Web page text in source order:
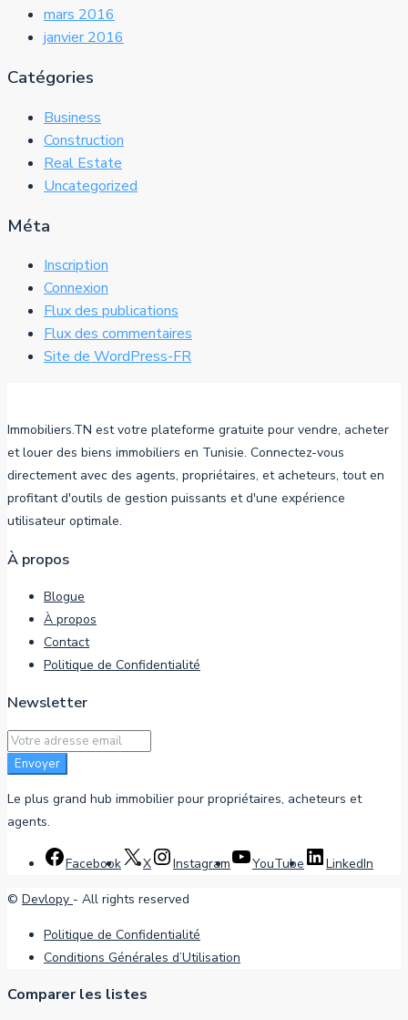
mars 2016
janvier 2016
Catégories
Business
Construction
Real Estate
Uncategorized
Méta
Inscription
Connexion
Flux des publications
Flux des commentaires
Site de WordPress-FR
Immobiliers.TN est votre plateforme gratuite pour vendre, acheter
et louer des biens immobiliers en Tunisie. Connectez-vous
directement avec des agents, propriétaires, et acheteurs, tout en
profitant d'outils de gestion puissants et d'une expérience
utilisateur optimale.
À propos
Blogue
À propos
Contact
Politique de Confidentialité
Newsletter
Envoyer
Le plus grand hub immobilier pour propriétaires, acheteurs et
agents.
Facebook X Instagram YouTube LinkedIn
© Devlopy - All rights reserved
Politique de Confidentialité
Conditions Générales d’Utilisation
Comparer les listes